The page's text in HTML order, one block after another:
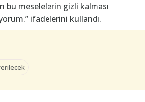
bu meselelerin gizli kalması
ifadelerini kullandı.